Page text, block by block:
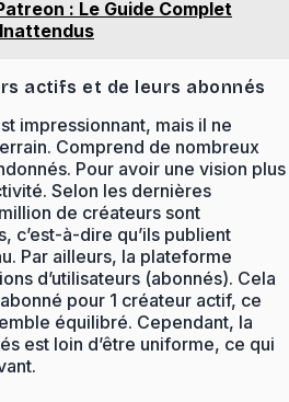
: Le Guide Complet
actifs et de leurs abonnés
impressionnant, mais il ne
Comprend de nombreux
Pour avoir une vision plus
Selon les dernières
de créateurs sont
c’est-à-dire qu’ils publient
Par ailleurs, la plateforme
d’utilisateurs (abonnés). Cela
pour 1 créateur actif, ce
équilibré. Cependant, la
est loin d’être uniforme, ce qui